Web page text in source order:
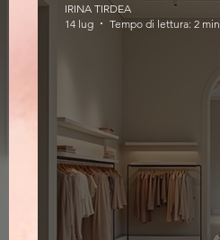
IRINA TIRDEA
14 lug
Tempo di lettura: 2 min